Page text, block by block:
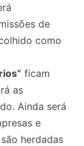
de
como
ficam
as
Ainda será
e
herdadas